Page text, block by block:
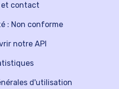
notre API
et contact
: Non conforme
d'utilisation